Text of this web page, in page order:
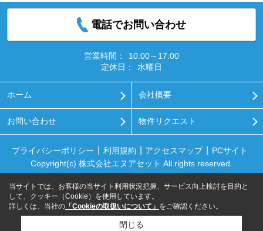
電話でお問い合わせ
営業時間：
10:00～17:00
定休日：
水曜日
ホーム 会社概要
お問い合わせ 物件リクエスト
プライバシーポリシー 利用規約 アクセスマップ
PCサイト
Copyright(c) 株式会社エヌアセット All rights reserved.
当サイトでは、お客様の当サイト利用状況把握、サービス向上検討を目的と
して、クッキー（Cookie）を使用しています。
詳しくは、当社の 「Cookieの取扱いについて」 をご確認ください。
閉じる